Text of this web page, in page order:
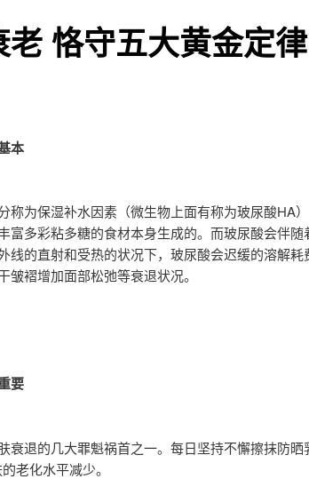
恪守五大黄金定律
本
称为保湿补水因素（微生物上面有称为玻尿酸HA
富多彩粘多糖的食材本身生成的。而玻尿酸会伴随
线的直射和受热的状况下，玻尿酸会迟缓的溶解耗
皱褶增加面部松弛等衰退状况。
要
衰退的几大罪魁祸首之一。每日坚持不懈擦抹防晒
老化水平减少。